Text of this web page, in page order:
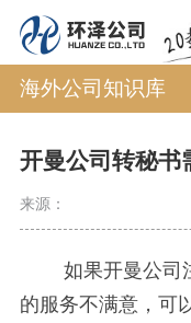
海外公司知识库
开曼公司转秘书
来源：
如果开曼公司
的服务不满意，可